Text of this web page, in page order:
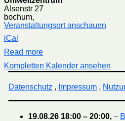
Alsenstr 27
bochum,
Veranstaltungsort anschauen
iCal
Read more
Kompletten Kalender ansehen
Datenschutz , Impressum ,
19.08.26 18:00 – 20:00,–